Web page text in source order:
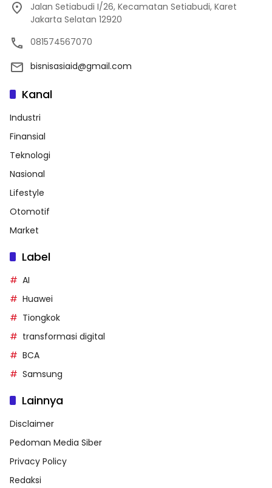
Jalan Setiabudi I/26, Kecamatan Setiabudi, Karet
Jakarta Selatan 12920
081574567070
bisnisasiaid@gmail.com
Kanal
Industri
Finansial
Teknologi
Nasional
Lifestyle
Otomotif
Market
Label
AI
Huawei
Tiongkok
transformasi digital
BCA
Samsung
Lainnya
Disclaimer
Pedoman Media Siber
Privacy Policy
Redaksi